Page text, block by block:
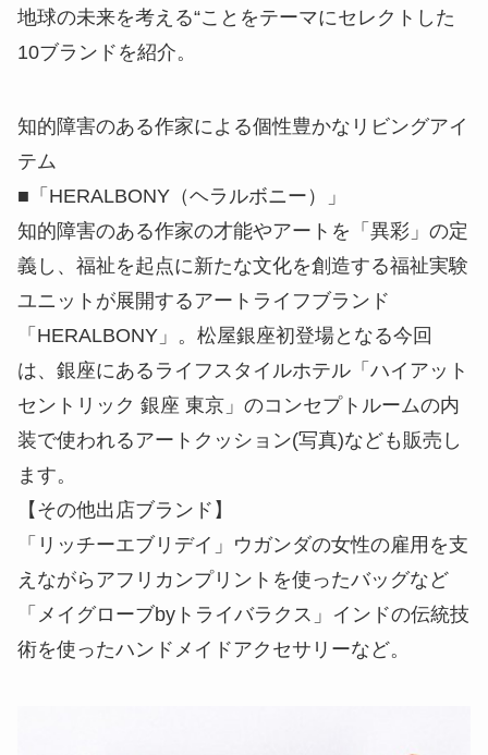
地球の未来を考える“ことをテーマにセレクトした
10ブランドを紹介。
知的障害のある作家による個性豊かなリビングアイ
テム
■「HERALBONY（ヘラルボニー）」
知的障害のある作家の才能やアートを「異彩」の定
義し、福祉を起点に新たな文化を創造する福祉実験
ユニットが展開するアートライフブランド
「HERALBONY」。松屋銀座初登場となる今回
は、銀座にあるライフスタイルホテル「ハイアット
セントリック 銀座 東京」のコンセプトルームの内
装で使われるアートクッション(写真)なども販売し
ます。
【その他出店ブランド】
「リッチーエブリデイ」ウガンダの女性の雇用を支
えながらアフリカンプリントを使ったバッグなど
「メイグローブbyトライバラクス」インドの伝統技
術を使ったハンドメイドアクセサリーなど。